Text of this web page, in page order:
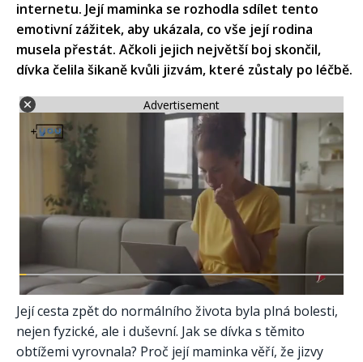
internetu. Její maminka se rozhodla sdílet tento
emotivní zážitek, aby ukázala, co vše její rodina
musela přestát. Ačkoli jejich největší boj skončil,
dívka čelila šikaně kvůli jizvám, které zůstaly po léčbě.
Advertisement
Její cesta zpět do normálního života byla plná bolesti,
nejen fyzické, ale i duševní. Jak se dívka s těmito
obtížemi vyrovnala? Proč její maminka věří, že jizvy